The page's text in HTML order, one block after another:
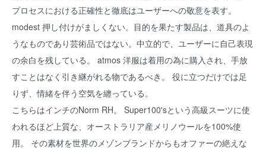
プロセスにおける正確性と徹底はユーザーへの敬意を表す。
modest 押し付けがましくない。目的を果たす製品は、道具のよ
うなものであり芸術品ではない。中立的で、ユーザーに自己表現
の余白を残している。 atmos 洋服は着用の為に購入され、手放
すことはなく引き継がれる物であるべき。 役に立つだけでは足
りず、情緒を伴う空気を纏っている。
こちらはインチのNorm RH。 Super100'sという高級スーツに使
われるほど上質な、オーストラリア産メリノウールを100%使
用。 その素材を世界のメゾンブランドからもオファーの絶えな